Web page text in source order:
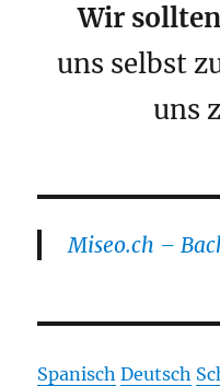
Wir
uns selbst
uns
Miseo.ch –
Spanisch Deutsch